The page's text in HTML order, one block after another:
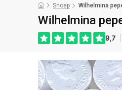
Snoep Wilhelmina
Wilhelmina